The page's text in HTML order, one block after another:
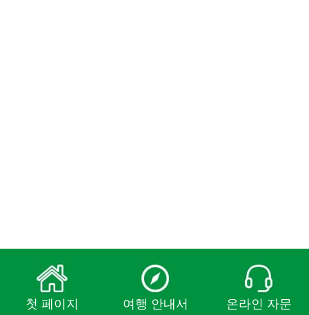
첫 페이지 여행 안내서 온라인 자문